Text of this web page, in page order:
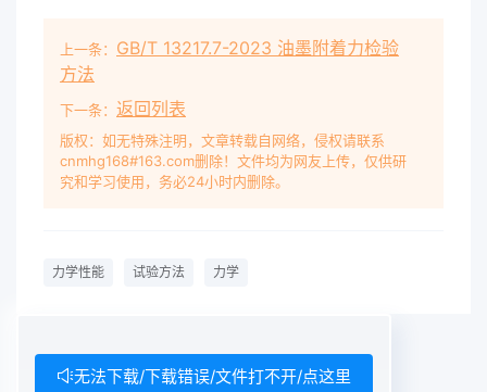
上一条： GB/T 13217.7-2023 油墨附着力检验
方法
下一条： 返回列表
版权：如无特殊注明，文章转载自网络，侵权请联系
cnmhg168#163.com删除！文件均为网友上传，仅供研
究和学习使用，务必24小时内删除。
力学性能 试验方法 力学
无法下载/下载错误/文件打不开/点这里